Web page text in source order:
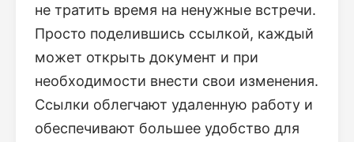
не тратить время на ненужные встречи.
Просто поделившись ссылкой, каждый
может открыть документ и при
необходимости внести свои изменения.
Ссылки облегчают удаленную работу и
обеспечивают большее удобство для